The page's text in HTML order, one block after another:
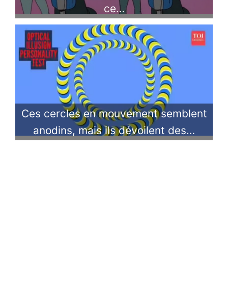
ce…
Ces cercles en mouvement semblent
anodins, mais ils dévoilent des…